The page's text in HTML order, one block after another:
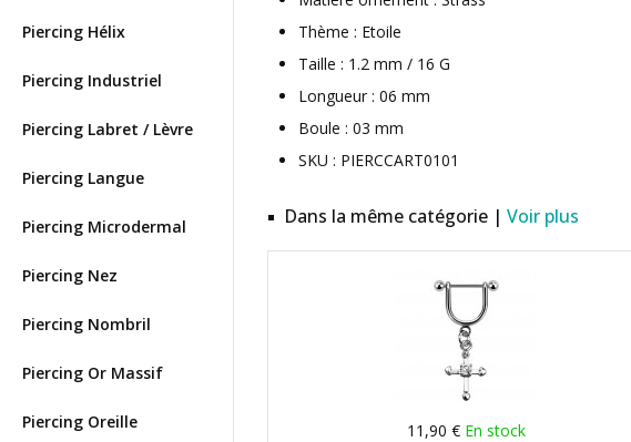
Piercing Hélix
Piercing Industriel
Piercing Labret / Lèvre
Piercing Langue
Piercing Microdermal
Piercing Nez
Piercing Nombril
Piercing Or Massif
Piercing Oreille
Thème : Etoile
Taille : 1.2 mm / 16 G
Longueur : 06 mm
Boule : 03 mm
SKU : PIERCCART0101
Dans la même catégorie | Voir plus
11,90 € En stock